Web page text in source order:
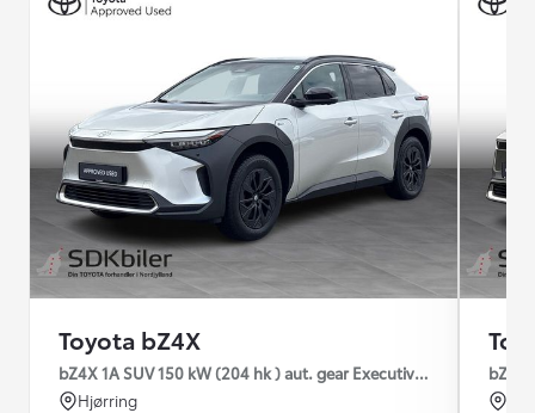
Toyota bZ4X
bZ4X 1A SUV 150 kW (204 hk ) aut. gear Executive Premium
Hjørring
bZ4X